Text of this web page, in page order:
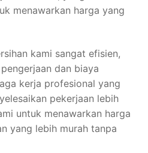
menawarkan harga yang
kami sangat efisien,
dan biaya
kerja profesional yang
pekerjaan lebih
untuk menawarkan harga
yang lebih murah tanpa